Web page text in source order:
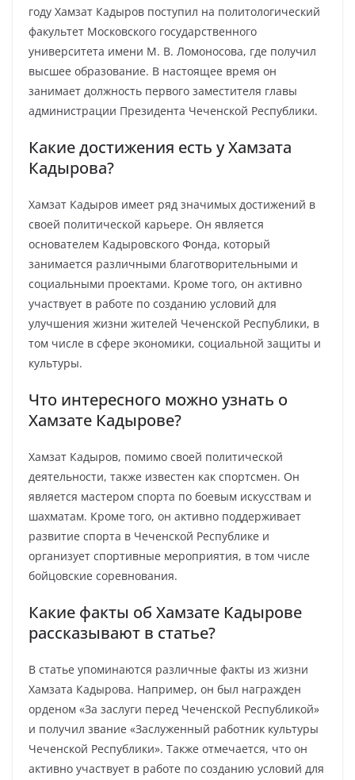
году Хамзат Кадыров поступил на политологический
факультет Московского государственного
университета имени М. В. Ломоносова, где получил
высшее образование. В настоящее время он
занимает должность первого заместителя главы
администрации Президента Чеченской Республики.
Какие достижения есть у Хамзата
Кадырова?
Хамзат Кадыров имеет ряд значимых достижений в
своей политической карьере. Он является
основателем Кадыровского Фонда, который
занимается различными благотворительными и
социальными проектами. Кроме того, он активно
участвует в работе по созданию условий для
улучшения жизни жителей Чеченской Республики, в
том числе в сфере экономики, социальной защиты и
культуры.
Что интересного можно узнать о
Хамзате Кадырове?
Хамзат Кадыров, помимо своей политической
деятельности, также известен как спортсмен. Он
является мастером спорта по боевым искусствам и
шахматам. Кроме того, он активно поддерживает
развитие спорта в Чеченской Республике и
организует спортивные мероприятия, в том числе
бойцовские соревнования.
Какие факты об Хамзате Кадырове
рассказывают в статье?
В статье упоминаются различные факты из жизни
Хамзата Кадырова. Например, он был награжден
орденом «За заслуги перед Чеченской Республикой»
и получил звание «Заслуженный работник культуры
Чеченской Республики». Также отмечается, что он
активно участвует в работе по созданию условий для